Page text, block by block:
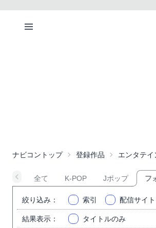
ナビコントップ 登録作品 エンタテイ
全て K-POP Jポップ フ
絞り込み ： 索引 配信サイト
結果表示 ： タイトルのみ